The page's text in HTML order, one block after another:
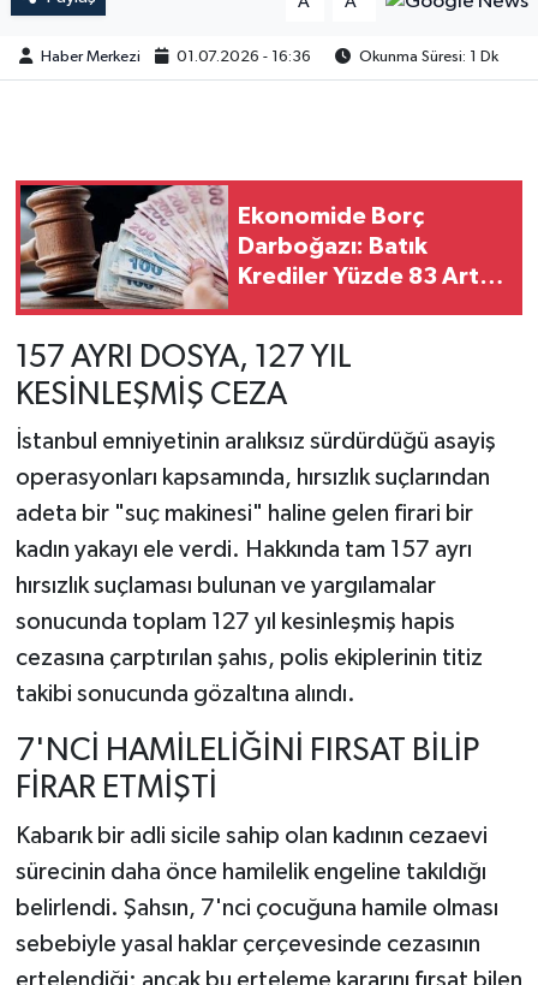
Haber Merkezi 01.07.2026 - 16:36 Okunma Süresi: 1 Dk
Ekonomide Borç
Darboğazı: Batık
Krediler Yüzde 83 Arttı,
157 AYRI DOSYA, 127 YIL
KESİNLEŞMİŞ CEZA
İstanbul emniyetinin aralıksız sürdürdüğü asayiş
operasyonları kapsamında, hırsızlık suçlarından
adeta bir "suç makinesi" haline gelen firari bir
kadın yakayı ele verdi. Hakkında tam 157 ayrı
hırsızlık suçlaması bulunan ve yargılamalar
sonucunda toplam 127 yıl kesinleşmiş hapis
cezasına çarptırılan şahıs, polis ekiplerinin titiz
takibi sonucunda gözaltına alındı.
7'NCİ HAMİLELİĞİNİ FIRSAT BİLİP
FİRAR ETMİŞTİ
Kabarık bir adli sicile sahip olan kadının cezaevi
sürecinin daha önce hamilelik engeline takıldığı
belirlendi. Şahsın, 7'nci çocuğuna hamile olması
sebebiyle yasal haklar çerçevesinde cezasının
ertelendiği; ancak bu erteleme kararını fırsat bilen